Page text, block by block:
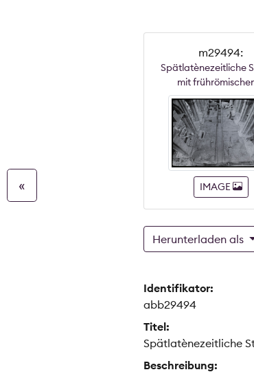
m29494:
Spätlatènezeitliche
mit
IMAGE
Herunterladen als
Identifikator:
abb29494
Titel:
Spätlatènezeitliche
Beschreibung:
«